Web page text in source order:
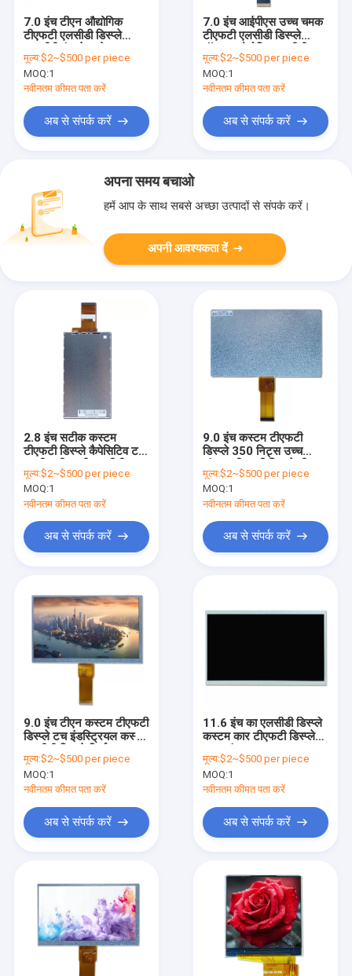
वीडियो
वी.आर. शो
7.0 इंच टीएन औद्योगिक
टीएफटी एलसीडी डिस्प्ले
उच्च संकल्प
मूल्य:$2~$500 per piece
MOQ:1
नवीनतम कीमत पता करें
अब से संपर्क करें
7.0 इंच आईपीएस उच्च चमक
टीएफटी एलसीडी डिस्प्ले
40 इंटरफ़ेस
मूल्य:$2~$500 per piece
MOQ:1
नवीनतम कीमत पता करें
अब से संपर्क करें
अपना समय बचाओ
हमें आप के साथ सबसे अच्छा उत्पादों से संपर्क करें।
अपनी आवश्यकता दें
2.8 इंच सटीक कस्टम
टीएफटी डिस्प्ले कैपेसिटिव टच
मॉड्यूल
मूल्य:$2~$500 per piece
MOQ:1
नवीनतम कीमत पता करें
अब से संपर्क करें
9.0 इंच कस्टम टीएफटी
डिस्प्ले 350 निट्स उच्च
देखने का कोण
मूल्य:$2~$500 per piece
MOQ:1
नवीनतम कीमत पता करें
अब से संपर्क करें
9.0 इंच टीएन कस्टम टीएफटी
डिस्प्ले टच इंडस्ट्रियल कस्टम
मूल्य:$2~$500 per piece
MOQ:1
नवीनतम कीमत पता करें
अब से संपर्क करें
11.6 इंच का एलसीडी डिस्प्ले
कस्टम कार टीएफटी डिस्प्ले
मूल्य:$2~$500 per piece
MOQ:1
नवीनतम कीमत पता करें
अब से संपर्क करें